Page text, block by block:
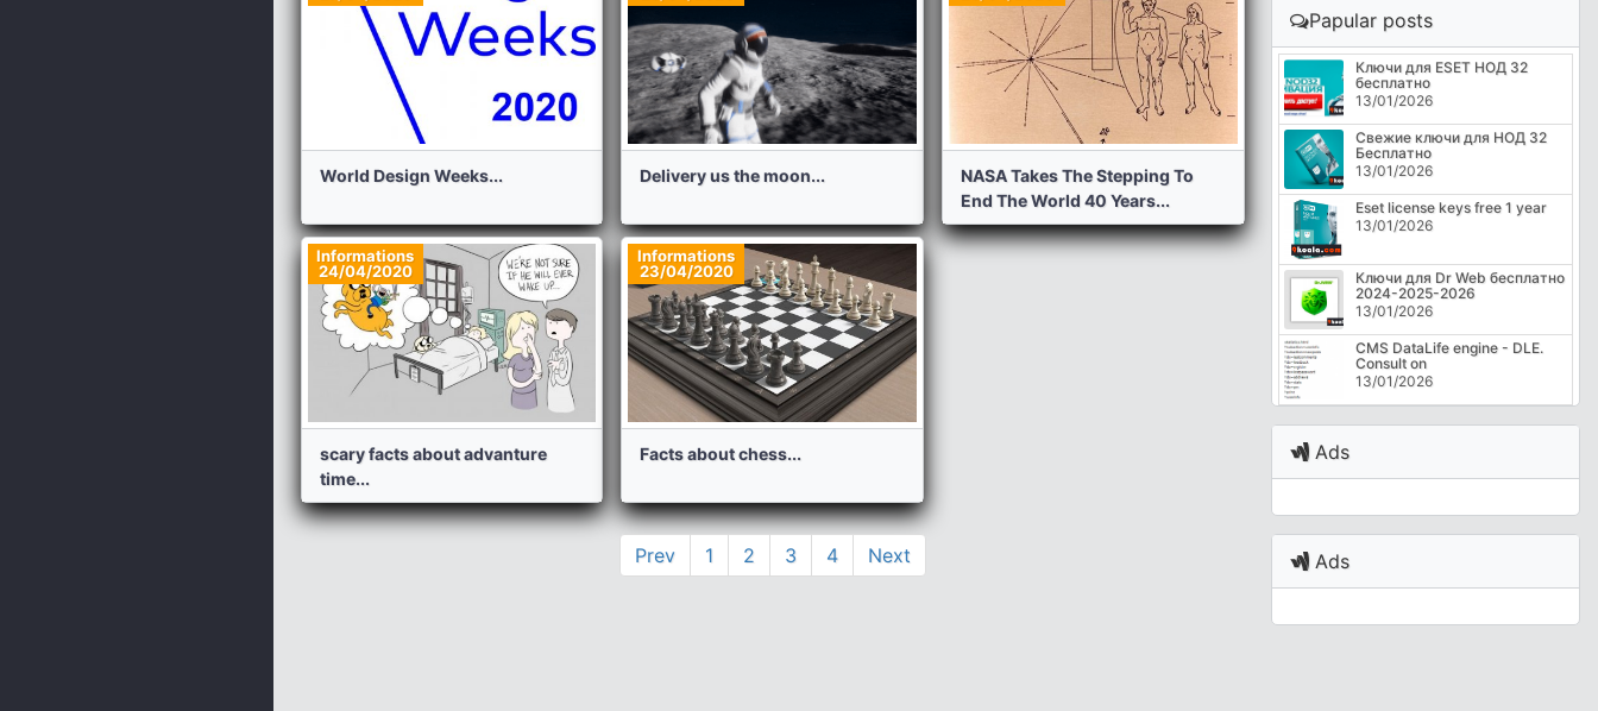
World Design Weeks... Delivery us the moon...
NASA Takes The Stepping To
End The World 40 Years...
Informations
24/04/2020
scary facts about advanture
time...
Informations
23/04/2020
Facts about chess...
Prev 1 2 3 4 Next
Papular posts
Ключи для ESET НОД 32
бесплатно
13/01/2026
Свежие ключи для НОД 32
Бесплатно
13/01/2026
Eset license keys free 1 year
13/01/2026
Ключи для Dr Web бесплатно
2024-2025-2026
13/01/2026
CMS DataLife engine - DLE.
Consult on
13/01/2026
Ads
Ads